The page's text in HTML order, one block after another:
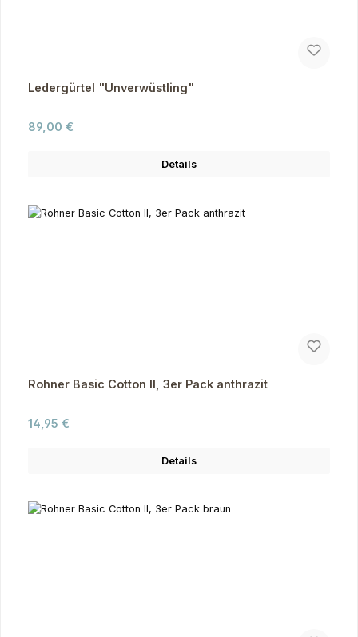
Ledergürtel "Unverwüstling"
Regulärer Preis:
89,00 €
Details
Rohner Basic Cotton II, 3er Pack anthrazit
Regulärer Preis:
14,95 €
Details